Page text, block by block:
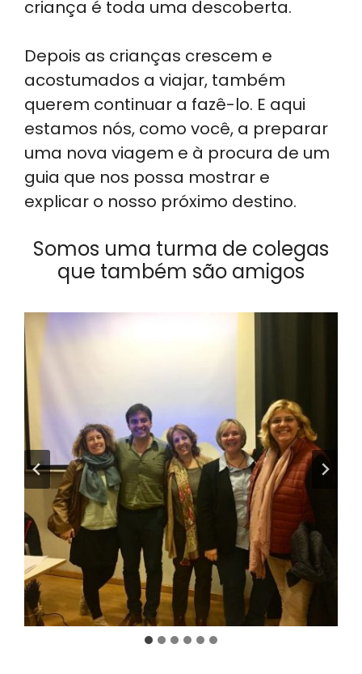
criança é toda uma descoberta.
Depois as crianças crescem e
acostumados a viajar, também
querem continuar a fazê-lo. E aqui
estamos nós, como você, a preparar
uma nova viagem e à procura de um
guia que nos possa mostrar e
explicar o nosso próximo destino.
Somos uma turma de colegas
que também são amigos